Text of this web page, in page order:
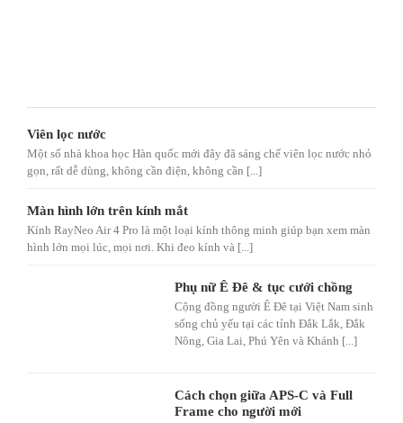
Viên lọc nước
Một số nhà khoa học Hàn quốc mới đây đã sáng chế viên lọc nước nhỏ
gọn, rất dễ dùng, không cần điện, không cần [...]
Màn hình lớn trên kính mắt
Kính RayNeo Air 4 Pro là một loại kính thông minh giúp bạn xem màn
hình lớn mọi lúc, mọi nơi. Khi đeo kính và [...]
Phụ nữ Ê Đê & tục cưới chồng
Cộng đồng người Ê Đê tại Việt Nam sinh
sống chủ yếu tại các tỉnh Đắk Lắk, Đắk
Nông, Gia Lai, Phú Yên và Khánh [...]
Cách chọn giữa APS-C và Full
Frame cho người mới